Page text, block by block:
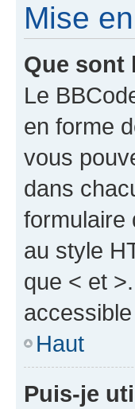
Mise
Que sont
Le
en forme
vous
dans
formulaire
au style
que < et
Haut
Puis-je